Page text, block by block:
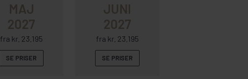
MAJ
2027
fra kr. 23.195
SE PRISER
JUNI
2027
fra kr. 23.195
SE PRISER